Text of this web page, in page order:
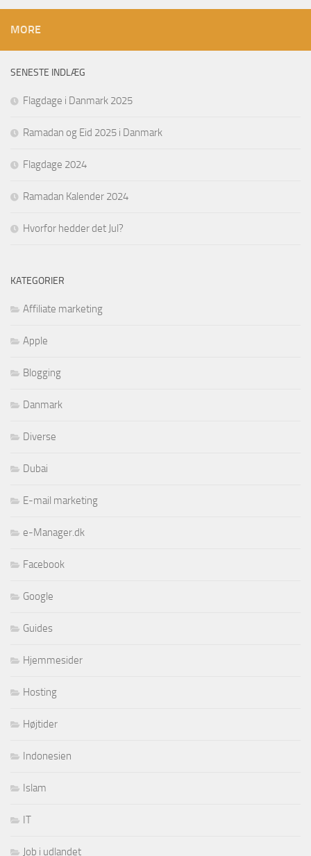
MORE
SENESTE INDLÆG
Flagdage i Danmark 2025
Ramadan og Eid 2025 i Danmark
Flagdage 2024
Ramadan Kalender 2024
Hvorfor hedder det Jul?
KATEGORIER
Affiliate marketing
Apple
Blogging
Danmark
Diverse
Dubai
E-mail marketing
e-Manager.dk
Facebook
Google
Guides
Hjemmesider
Hosting
Højtider
Indonesien
Islam
IT
Job i udlandet